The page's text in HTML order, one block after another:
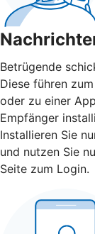
Betrügende
Diese führen
oder zu einer
Empfänger
Installieren Sie
und nutzen Sie
Seite zum Login.